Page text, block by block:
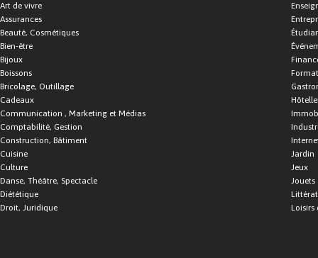
Art de vivre
Assurances
Beauté, Cosmétiques
Bien-être
Bijoux
Boissons
Bricolage, Outillage
Cadeaux
Communication , Marketing et Médias
Comptabilité, Gestion
Construction, Bâtiment
Cuisine
Culture
Danse, Théâtre, Spectacle
Diététique
Droit, Juridique
Jardin
Jeux
Jouets
Loisirs